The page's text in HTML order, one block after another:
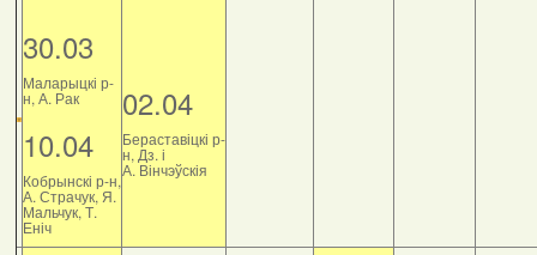
30.03
Маларыцкі р-
н, А. Рак
10.04
Кобрынскі р-н,
А. Страчук, Я.
Мальчук, Т.
Еніч
02.04
Бераставіцкі р-
н, Дз. і
А. Вінчэўскія